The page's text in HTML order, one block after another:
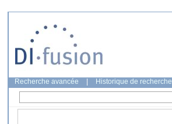
Recherche avancée Historique de recherche